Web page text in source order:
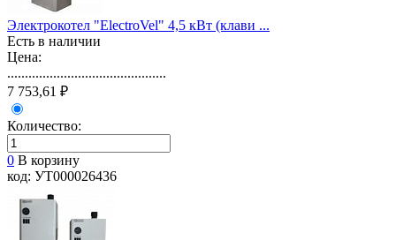
Электрокотел "ElectroVel" 4,5 кВт (клави ...
Есть в наличии
Цена:
.............................................
7 753,61 ₽
Количество:
0 В корзину
код: УТ000026436